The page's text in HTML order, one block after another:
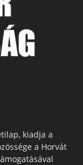
kiadja a
a Horvát